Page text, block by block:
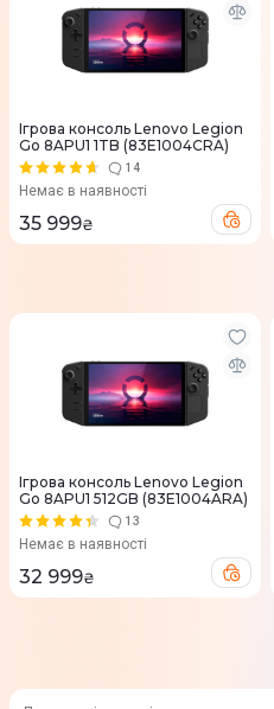
Ігрова консоль Lenovo Legion
Go 8APU1 1TB (83E1004CRA)
14
Немає в наявності
35 999₴
Ігрова консоль Lenovo Legion
Go 8APU1 512GB (83E1004ARA)
13
Немає в наявності
32 999₴